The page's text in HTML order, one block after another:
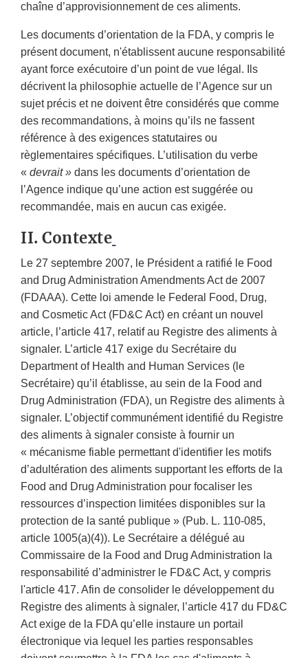
chaîne d’approvisionnement de ces aliments.
Les documents d’orientation de la FDA, y compris le
présent document, n'établissent aucune responsabilité
ayant force exécutoire d’un point de vue légal. Ils
décrivent la philosophie actuelle de l’Agence sur un
sujet précis et ne doivent être considérés que comme
des recommandations, à moins qu’ils ne fassent
référence à des exigences statutaires ou
règlementaires spécifiques. L’utilisation du verbe
« devrait » dans les documents d’orientation de
l’Agence indique qu’une action est suggérée ou
recommandée, mais en aucun cas exigée.
II. Contexte
Le 27 septembre 2007, le Président a ratifié le Food
and Drug Administration Amendments Act de 2007
(FDAAA). Cette loi amende le Federal Food, Drug,
and Cosmetic Act (FD&C Act) en créant un nouvel
article, l’article 417, relatif au Registre des aliments à
signaler. L’article 417 exige du Secrétaire du
Department of Health and Human Services (le
Secrétaire) qu’il établisse, au sein de la Food and
Drug Administration (FDA), un Registre des aliments à
signaler. L’objectif communément identifié du Registre
des aliments à signaler consiste à fournir un
« mécanisme fiable permettant d'identifier les motifs
d’adultération des aliments supportant les efforts de la
Food and Drug Administration pour focaliser les
ressources d’inspection limitées disponibles sur la
protection de la santé publique » (Pub. L. 110-085,
article 1005(a)(4)). Le Secrétaire a délégué au
Commissaire de la Food and Drug Administration la
responsabilité d’administrer le FD&C Act, y compris
l'article 417. Afin de consolider le développement du
Registre des aliments à signaler, l’article 417 du FD&C
Act exige de la FDA qu’elle instaure un portail
électronique via lequel les parties responsables